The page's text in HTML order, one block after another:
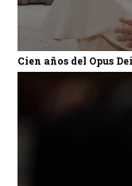
Cien años del Opus